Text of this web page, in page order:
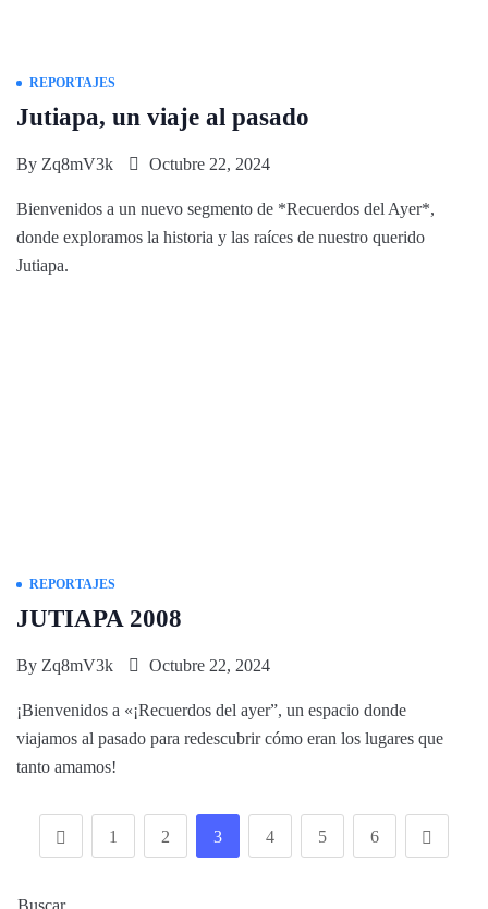
REPORTAJES
Jutiapa, un viaje al pasado
By Zq8mV3k Octubre 22, 2024
Bienvenidos a un nuevo segmento de *Recuerdos del Ayer*,
donde exploramos la historia y las raíces de nuestro querido
Jutiapa.
REPORTAJES
JUTIAPA 2008
By Zq8mV3k Octubre 22, 2024
¡Bienvenidos a «¡Recuerdos del ayer”, un espacio donde
viajamos al pasado para redescubrir cómo eran los lugares que
tanto amamos!
1 2 3 4 5 6
Buscar